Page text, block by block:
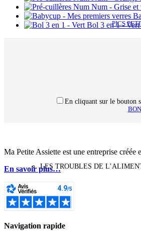
PICS
LES TROUBLES DE
Bol 3 en 1 - Vert
En cliquant sur le bouton
Ma Petite Assiette est une entreprise
En savoir plus…
Navigation rapide